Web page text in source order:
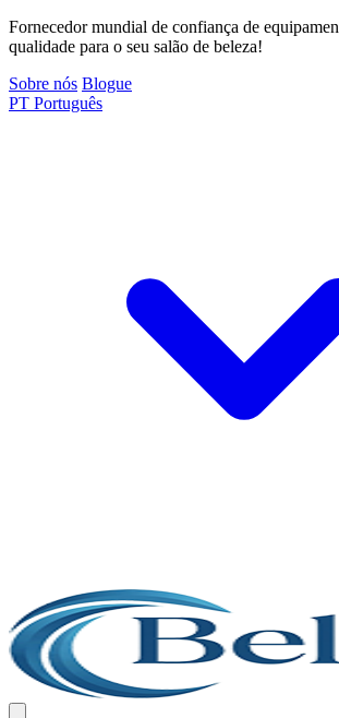
Fornecedor mundial de confiança de
qualidade para o seu salão de beleza!
Sobre nós Blogue
PT Português